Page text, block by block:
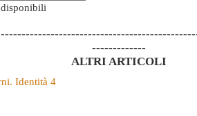
-------------
ALTRI ARTICOLI
Identità 4